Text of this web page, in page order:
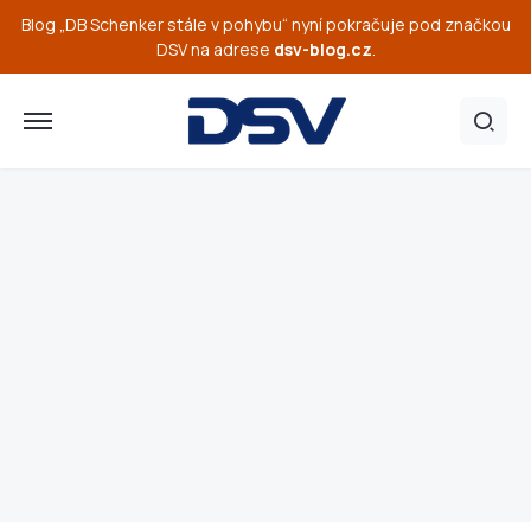
Blog „DB Schenker stále v pohybu“ nyní pokračuje pod značkou
DSV na adrese dsv-blog.cz.